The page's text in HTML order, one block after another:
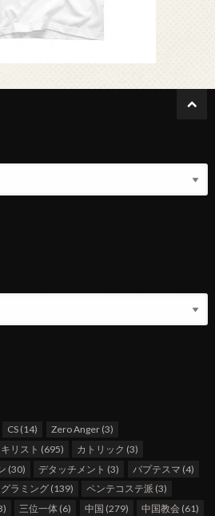
CS (14) Zero Anger(3)
リスト (695) カトリック (3)
(30) デタッチメント (3) バプテスマ (4)
ラミング(139) ペンテコステ派 (3)
三位一体 (6) 中国 (279) 中国教会(61)